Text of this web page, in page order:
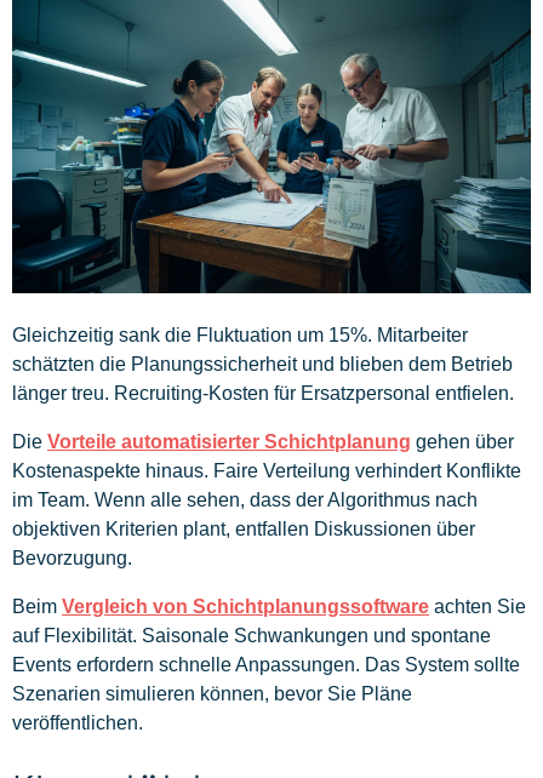
Gleichzeitig sank die Fluktuation um 15%. Mitarbeiter
schätzten die Planungssicherheit und blieben dem Betrieb
länger treu. Recruiting-Kosten für Ersatzpersonal entfielen.
Die Vorteile automatisierter Schichtplanung gehen über
Kostenaspekte hinaus. Faire Verteilung verhindert Konflikte
im Team. Wenn alle sehen, dass der Algorithmus nach
objektiven Kriterien plant, entfallen Diskussionen über
Bevorzugung.
Beim Vergleich von Schichtplanungssoftware achten Sie
auf Flexibilität. Saisonale Schwankungen und spontane
Events erfordern schnelle Anpassungen. Das System sollte
Szenarien simulieren können, bevor Sie Pläne
veröffentlichen.